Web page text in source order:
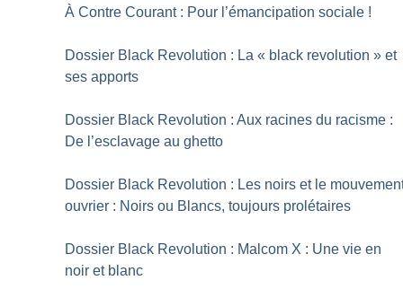
À Contre Courant : Pour l’émancipation sociale !
Dossier Black Revolution : La « black revolution » et
ses apports
Dossier Black Revolution : Aux racines du racisme :
De l’esclavage au ghetto
Dossier Black Revolution : Les noirs et le
ouvrier : Noirs ou Blancs, toujours prolétaires
Dossier Black Revolution : Malcom X : Une vie en
noir et blanc